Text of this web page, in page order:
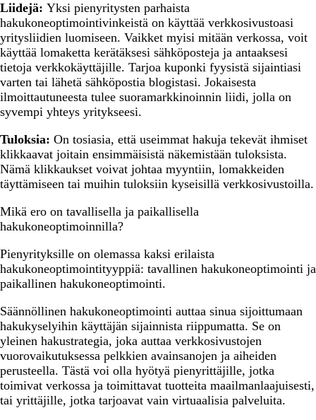
Liidejä: Yksi pienyritysten parhaista
hakukoneoptimointivinkeistä on käyttää verkkosivustoasi
yritysliidien luomiseen. Vaikket myisi mitään verkossa, voit
käyttää lomaketta kerätäksesi sähköposteja ja antaaksesi
tietoja verkkokäyttäjille. Tarjoa kuponki fyysistä sijaintiasi
varten tai lähetä sähköpostia blogistasi. Jokaisesta
ilmoittautuneesta tulee suoramarkkinoinnin liidi, jolla on
syvempi yhteys yritykseesi.
Tuloksia: On tosiasia, että useimmat hakuja tekevät ihmiset
klikkaavat joitain ensimmäisistä näkemistään tuloksista.
Nämä klikkaukset voivat johtaa myyntiin, lomakkeiden
täyttämiseen tai muihin tuloksiin kyseisillä verkkosivustoilla.
Mikä ero on tavallisella ja paikallisella
hakukoneoptimoinnilla?
Pienyrityksille on olemassa kaksi erilaista ​​
hakukoneoptimointityyppiä: tavallinen hakukoneoptimointi ja
paikallinen hakukoneoptimointi.
Säännöllinen hakukoneoptimointi auttaa sinua sijoittumaan
hakukyselyihin käyttäjän sijainnista riippumatta. Se on
yleinen hakustrategia, joka auttaa verkkosivustojen
vuorovaikutuksessa pelkkien avainsanojen ja aiheiden
perusteella. Tästä voi olla hyötyä pienyrittäjille, jotka
toimivat verkossa ja toimittavat tuotteita maailmanlaajuisesti,
tai yrittäjille, jotka tarjoavat vain virtuaalisia palveluita.